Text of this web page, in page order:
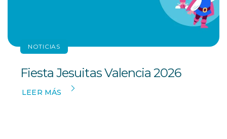
NOTICIAS
Fiesta Jesuitas Valencia 2026
LEER MÁS